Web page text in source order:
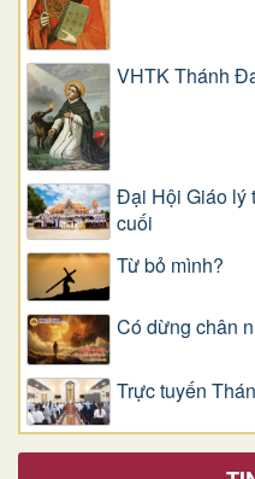
VHTK Thánh
Đại Hội Giáo lý
cuối
Từ bỏ mình?
Có dừng chân
Trực tuyến